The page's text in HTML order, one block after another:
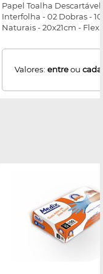
Papel Toalha Descartável
Interfolha - 02 Dobras -
Naturais - 20x21cm -
Valores: entreou